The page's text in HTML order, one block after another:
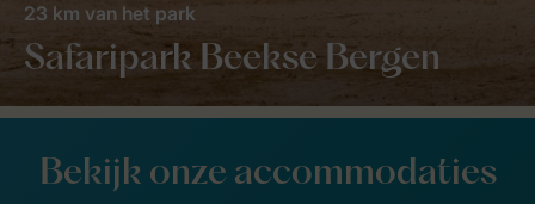
Safaripark Beekse Bergen
23 km van het park
Bekijk onze accommodaties